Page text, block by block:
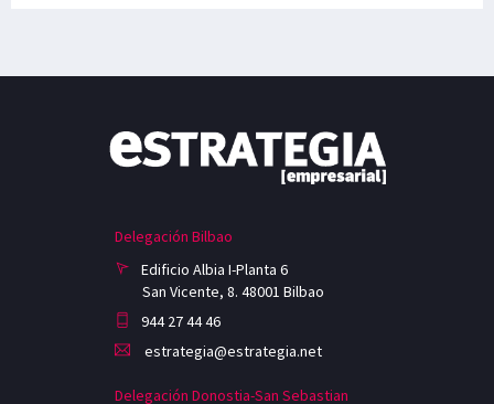
Delegación Bilbao
Edificio Albia I-Planta 6
San Vicente, 8. 48001 Bilbao
944 27 44 46
estrategia@estrategia.net
Delegación Donostia-San Sebastian